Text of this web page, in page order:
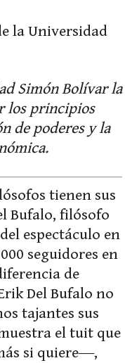
la Universidad
Simón Bolívar la
los principios
de poderes y la
tienen sus
Bufalo, filósofo
espectáculo en
seguidores en
de
Del Bufalo no
tajantes sus
el tuit que
si quiere―,